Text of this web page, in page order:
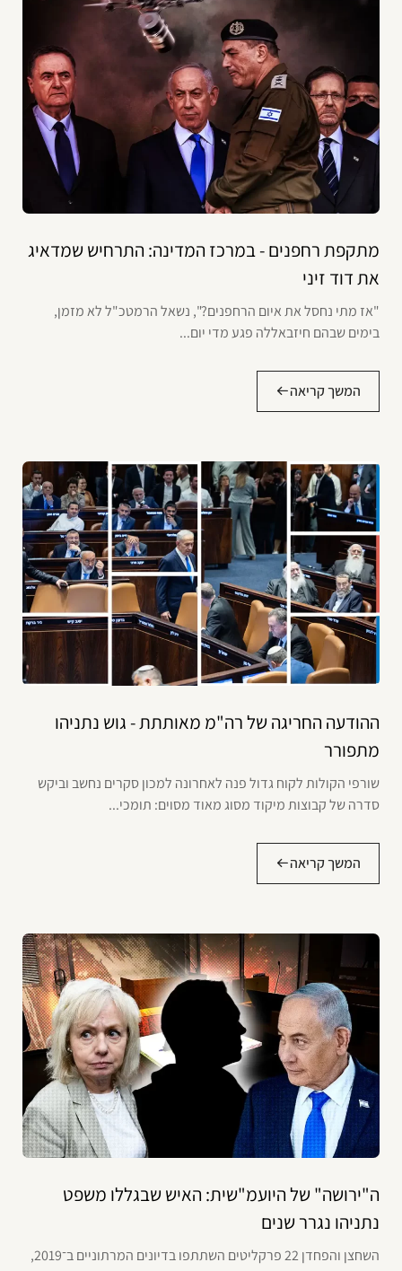
מתקפת רחפנים - במרכז המדינה: התרחיש שמדאיג
את דוד זיני
"אז מתי נחסל את איום הרחפנים?", נשאל הרמטכ"ל לא מזמן,
בימים שבהם חיזבאללה פגע מדי יום...
המשך קריאה
ההודעה החריגה של רה"מ מאותתת - גוש נתניהו
מתפורר
שורפי הקולות לקוח גדול פנה לאחרונה למכון סקרים נחשב וביקש
סדרה של קבוצות מיקוד מסוג מאוד מסוים: תומכי...
המשך קריאה
ה"ירושה" של היועמ"שית: האיש שבגללו משפט
נתניהו נגרר שנים
השחצן והפחדן 22 פרקליטים השתתפו בדיונים המרתוניים ב־2019,